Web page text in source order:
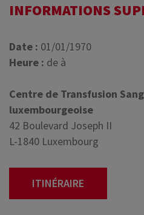
INFORMATIONS
Date : 01/01/1970
Heure : de à
Centre de Transfusion
luxembourgeoise
42 Boulevard Joseph II
L-1840 Luxembourg
ITINÉRAIRE